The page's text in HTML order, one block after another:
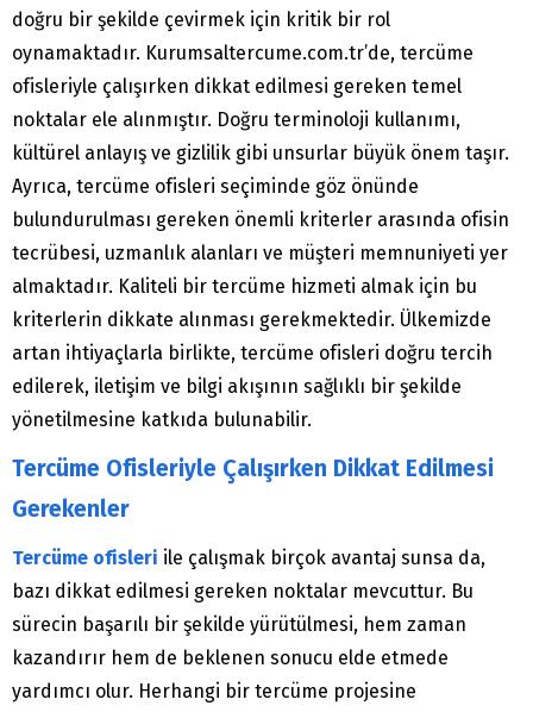
doğru bir şekilde çevirmek için kritik bir rol
oynamaktadır. Kurumsaltercume.com.tr’de, tercüme
ofisleriyle çalışırken dikkat edilmesi gereken temel
noktalar ele alınmıştır. Doğru terminoloji kullanımı,
kültürel anlayış ve gizlilik gibi unsurlar büyük önem taşır.
Ayrıca, tercüme ofisleri seçiminde göz önünde
bulundurulması gereken önemli kriterler arasında ofisin
tecrübesi, uzmanlık alanları ve müşteri memnuniyeti yer
almaktadır. Kaliteli bir tercüme hizmeti almak için bu
kriterlerin dikkate alınması gerekmektedir. Ülkemizde
artan ihtiyaçlarla birlikte, tercüme ofisleri doğru tercih
edilerek, iletişim ve bilgi akışının sağlıklı bir şekilde
yönetilmesine katkıda bulunabilir.
Tercüme Ofisleriyle Çalışırken Dikkat Edilmesi
Gerekenler
Tercüme ofisleri ile çalışmak birçok avantaj sunsa da,
bazı dikkat edilmesi gereken noktalar mevcuttur. Bu
sürecin başarılı bir şekilde yürütülmesi, hem zaman
kazandırır hem de beklenen sonucu elde etmede
yardımcı olur. Herhangi bir tercüme projesine